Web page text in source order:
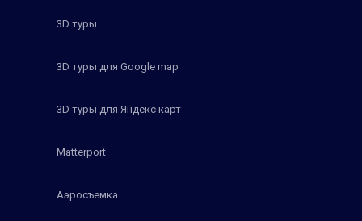
3D туры
3D туры для Google map
3D туры для Яндекс карт
Matterport
Аэросъемка